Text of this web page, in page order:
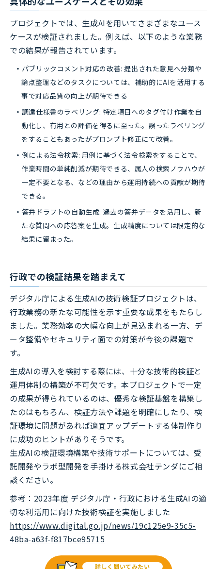
プロジェクトでは、生成AIを用いてさまざまなユース
ケースが検証されました。例えば、以下のような業務
での結果が報告されています。
パブリックコメント対応の改善: 提出された意見へ分類や
論点整理などのタスクについては、補助的にAIを活用する
事で対応品質の向上が期待できる
調達仕様書のラベリング: 特定項目へのタグ付け作業を自
動化し、有用との評価を得るに至った。誤ったラベリング
をすることもあったがプロンプト修正にて改善。
例による法令検索: 用例に基づく法令検索をすることで、
作業時間の単純削減が期待できる、属人の検索ノウハウが
一定不要となる、などの理由から運用持続への貢献が期待
できる。
答弁ドラフトの自動生成: 過去の答弁データを活用し、新
たな質問への応答案を生成。生成精度については限定的な
結果に留まった。
行政での検証結果を踏まえて
デジタル庁による生成AIの技術検証プロジェクトは、
行政業務の新たな可能性を示す重要な成果をもたらし
ました。業務効率の大幅な向上が見込まれる一方、デ
ータ整備やセキュリティ面での対策が今後の課題で
す。
生成AIの導入を検討する際には、十分な技術的検証と
運用体制の構築が不可欠です。本プロジェクトで一定
の成果が得られているのは、優秀な検証基盤を構築し
たのはもちろん、検証方法や課題を明確にしたり、検
証環境に問題があれば適宜アップデートする体制作り
に成功のヒントがありそうです。
生成AIの検証環境構築や技術サポートについては、受
託開発やラボ型開発を手掛ける株式会社テンダにご相
談ください。
参考：2023年度 デジタル庁・行政における生成AIの適
切な利活用に向けた技術検証を実施しました
https://www.digital.go.jp/news/19c125e9-35c5-
48ba-a63f-f817bce95715
詳しく聞いてみたい